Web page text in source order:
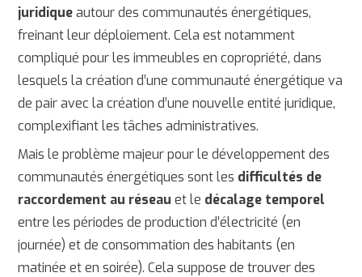
juridiqueautour des communautés énergétiques,
freinant leur déploiement. Cela est notamment
compliqué pour les immeubles en copropriété, dans
lesquels la création d’une communauté énergétique va
de pair avec la création d’une nouvelle entité juridique,
complexifiant les tâches administratives.
Mais le problème majeur pour le développement des
communautés énergétiques sont les difficultés de
raccordement au réseau et le décalage temporel
entre les périodes de production d’électricité (en
journée) et de consommation des habitants (en
matinée et en soirée). Cela suppose de trouver des